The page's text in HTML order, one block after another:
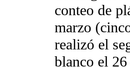
conteo de
marzo
realizó el
blanco el